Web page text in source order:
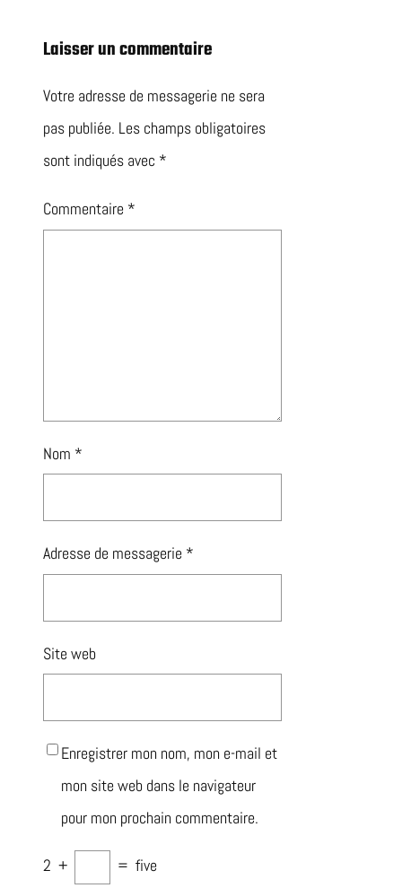
Laisser un commentaire
Votre adresse de messagerie ne sera
pas publiée. Les champs obligatoires
sont indiqués avec *
Commentaire *
Nom *
Adresse de messagerie *
Site web
Enregistrer mon nom, mon e-mail et
mon site web dans le navigateur
pour mon prochain commentaire.
2 + = five